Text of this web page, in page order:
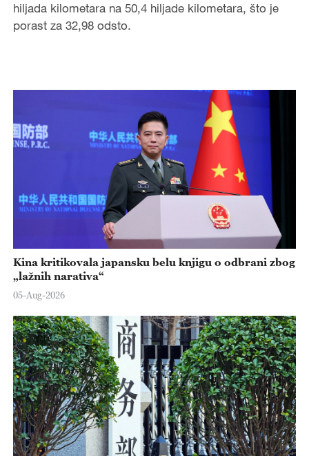
hiljada kilometara na 50,4 hiljade kilometara, što je
porast za 32,98 odsto.
Kina kritikovala japansku belu knjigu o odbrani zbog
„lažnih narativa“
05-Aug-2026